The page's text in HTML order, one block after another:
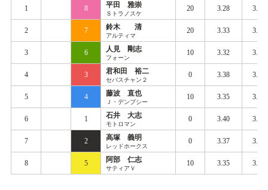
1 8 平田 雅崇
Ｓトラノスケ
20 3.28 3.394
2 7 鈴木 清
アルティマ
20 3.33 3.404
3 6 人見 剛志
フォーン
10 3.32 3.418
4 3 君和田 裕二
セバスチャン２
0 3.38 3.435
5 4 藤波 直也
Ｊ・デンプシー
10 3.35 3.428
6 1 石井 大志
モトロマン
0 3.40 3.442
7 2 高塚 義明
レッドホークス
0 3.37 3.448
8 5 阿部 仁志
サティアＶ
10 3.35 3.450